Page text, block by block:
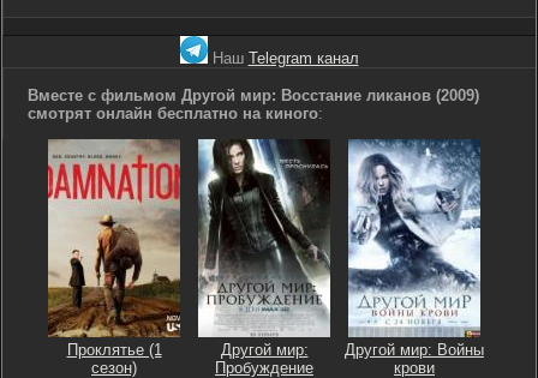
Наш Telegram канал
Вместе с фильмом Другой мир: Восстание ликанов (2009)
смотрят онлайн бесплатно на киного:
Проклятье (1
сезон)
Другой мир:
Пробуждение
Другой мир: Войны
крови